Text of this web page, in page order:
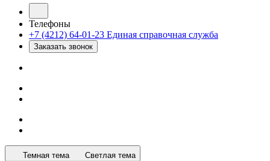
Телефоны
+7 (4212) 64-01-23 Единая справочная служба
Заказать звонок
Темная тема Светлая тема